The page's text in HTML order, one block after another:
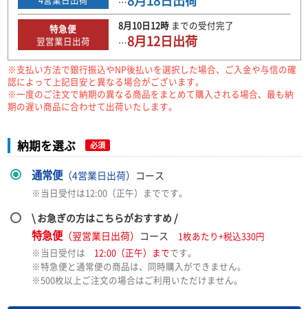
特急便
翌営業日出荷
8月10日12時までの受付完了
…8月12日出荷
※支払い方法で銀行振込やNP後払いを選択した場合、ご入金や与信の確
認によって上記目安と異なる場合がございます。
※一度のご注文で納期の異なる商品をまとめて購入される場合、最も納
期の遅い商品に合わせて出荷いたします。
納期を選ぶ 必須
通常便（4営業日出荷） コース
※当日受付は12:00（正午）までです。
\ お急ぎの方はこちらがおすすめ /
特急便（翌営業日出荷） コース
1枚あたり+税込330円
※当日受付は 12:00（正午）までです。
※特急便と通常便の商品は、同時購入ができません。
※500枚以上ご注文の場合はご利用いただけません。